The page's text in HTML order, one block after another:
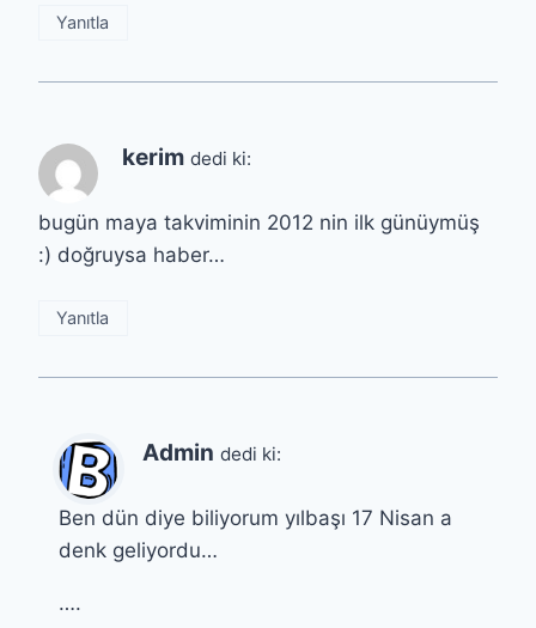
Yanıtla
kerim dedi ki:
bugün maya takviminin 2012 nin ilk günüymüş
:) doğruysa haber…
Yanıtla
Admin dedi ki:
Ben dün diye biliyorum yılbaşı 17 Nisan a
denk geliyordu…
….